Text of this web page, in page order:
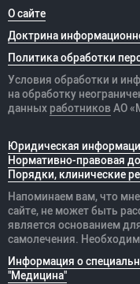
О сайте
Доктрина
Политика обработки
Условия обработки и
на обработку
данных работников АО
Юридическая
Нормативно-правовая
Порядки, клинические
Напоминаем вам, что
сайте, не может быть
является основанием
самолечения.
Информация о
"Медицина"